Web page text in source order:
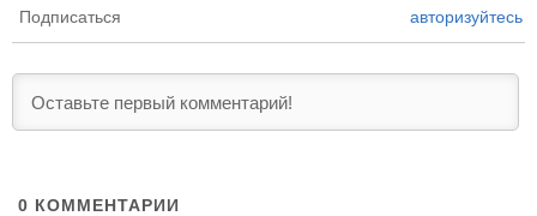
Подписаться авторизуйтесь
0 КОММЕНТАРИИ